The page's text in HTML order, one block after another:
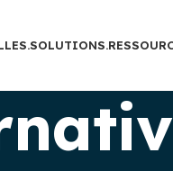
SOLUTIONS.